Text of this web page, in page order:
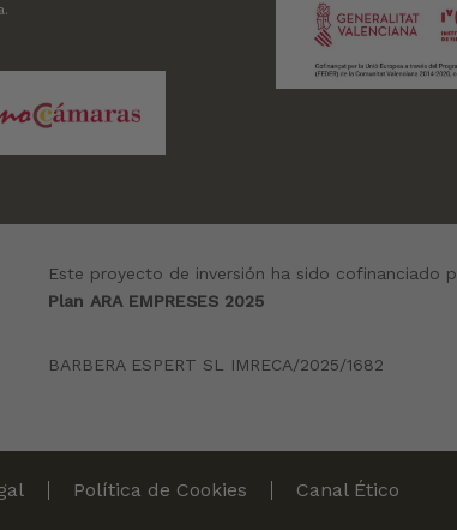
Este proyecto de inversión ha sido cofinanciado
Plan ARA EMPRESES 2025
BARBERA ESPERT SL IMRECA/2025/1682
Política de Cookies Canal Ético